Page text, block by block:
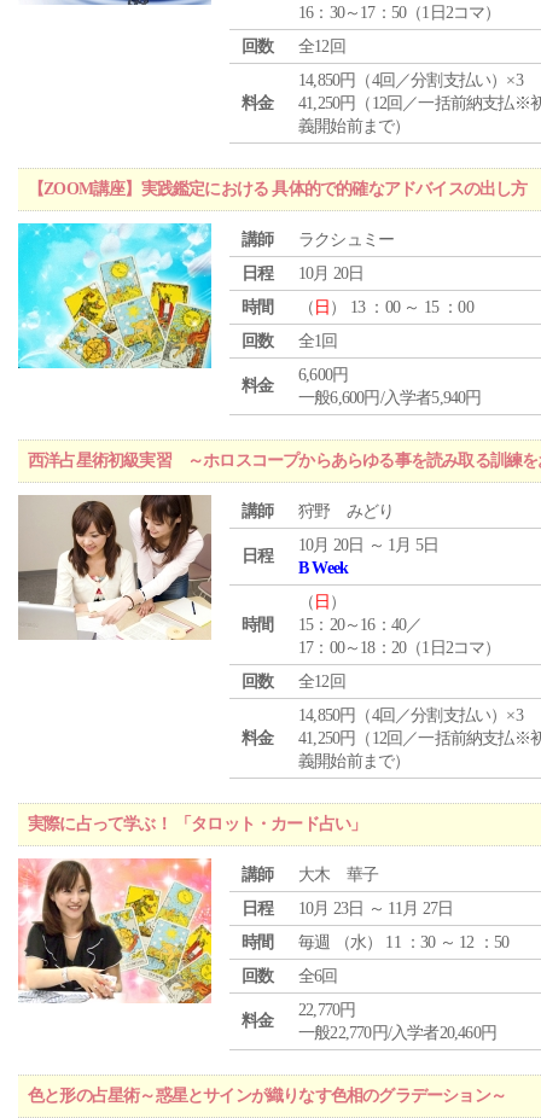
16：30～17：50（1日2コマ）
回数
全12回
料金
14,850円（4回／分割支払い）×3
41,250円（12回／一括前納支払※
義開始前まで）
【ZOOM講座】実践鑑定における 具体的で的確なアドバイスの出し方
講師
ラクシュミー
日程
10月 20日
時間
（ 日 ） 13 ：00 ～ 15 ：00
回数
全1回
料金
6,600円
一般6,600円/入学者5,940円
西洋占星術初級実習 ～ホロスコープからあらゆる事を読み取る訓練を
講師 狩野 みどり
日程
10月 20日 ～ 1月 5日
B Week
時間
（ 日 ）
15：20～16：40／
17：00～18：20（1日2コマ）
回数
全12回
料金
14,850円（4回／分割支払い）×3
41,250円（12回／一括前納支払※
義開始前まで）
実際に占って学ぶ！ 「タロット・カード占い」
講師
大木 華子
日程
10月 23日 ～ 11月 27日
時間
毎週 （水） 11 ：30 ～ 12 ：50
回数
全6回
料金
22,770円
一般22,770円/入学者20,460円
色と形の占星術～惑星とサインが織りなす色相のグラデーション～